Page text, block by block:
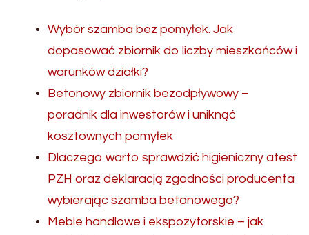
Wybór szamba bez pomyłek. Jak
dopasować zbiornik do liczby mieszkańców i
warunków działki?
Betonowy zbiornik bezodpływowy –
poradnik dla inwestorów i uniknąć
kosztownych pomyłek
Dlaczego warto sprawdzić higieniczny atest
PZH oraz deklaracją zgodności producenta
wybierając szamba betonowego?
Meble handlowe i ekspozytorskie – jak